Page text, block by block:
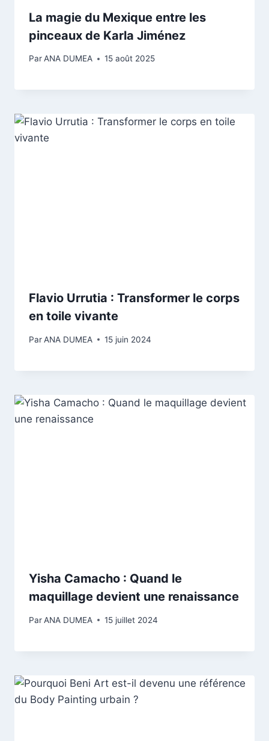
La magie du Mexique entre les
pinceaux de Karla Jiménez
ParANA DUMEA 15 août 2025
Flavio Urrutia : Transformer le corps
en toile vivante
ParANA DUMEA 15 juin 2024
Yisha Camacho : Quand le
maquillage devient une renaissance
ParANA DUMEA 15 juillet 2024